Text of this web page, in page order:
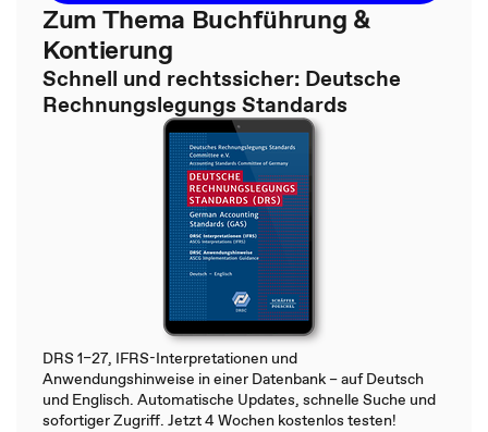
Zum Thema Buchführung &
Kontierung
Schnell und rechtssicher: Deutsche
Rechnungslegungs Standards
DRS 1–27, IFRS-Interpretationen und
Anwendungshinweise in einer Datenbank – auf Deutsch
und Englisch. Automatische Updates, schnelle Suche und
sofortiger Zugriff. Jetzt 4 Wochen kostenlos testen!